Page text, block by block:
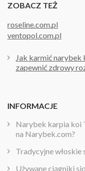
ZOBACZ TEŻ
roseline.com.pl
ventopol.com.pl
Jak karmić
zapewnić zdrowy
INFORMACJE
Narybek karpia koi
na Narybek.com?
Tradycyjne włoskie
Używane ciągniki